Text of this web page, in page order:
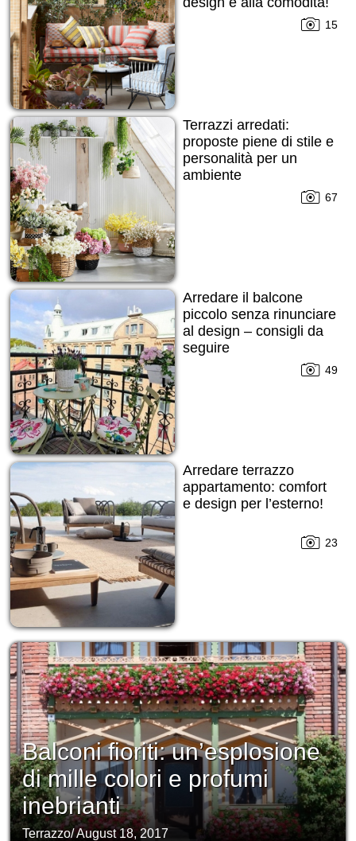
15
Terrazzi arredati:
proposte piene di stile e
personalità per un
ambiente
67
Arredare il balcone
piccolo senza rinunciare
al design – consigli da
seguire
49
Arredare terrazzo
appartamento: comfort
e design per l’esterno!
23
Balconi fioriti: un’esplosione
di mille colori e profumi
inebrianti
Terrazzo/August 18, 2017